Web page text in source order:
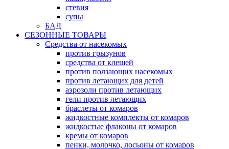
стевия
супы
БАД
СЕЗОННЫЕ ТОВАРЫ
Средства от насекомых
против грызунов
средства от клещей
против ползающих насекомых
против летающих для детей
аэрозоли против летающих
гели против летающих
браслеты от комаров
жидкостные комплекты от комаров
жидкостые флаконы от комаров
кремы от комаров
пенки, молочко, лосьоны от комаров